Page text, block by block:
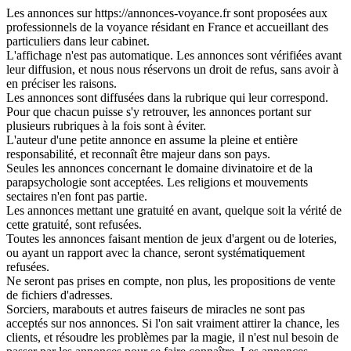
Les annonces sur https://annonces-voyance.fr sont proposées aux
professionnels de la voyance résidant en France et accueillant des
particuliers dans leur cabinet.
L'affichage n'est pas automatique. Les annonces sont vérifiées avant
leur diffusion, et nous nous réservons un droit de refus, sans avoir à
en préciser les raisons.
Les annonces sont diffusées dans la rubrique qui leur correspond.
Pour que chacun puisse s'y retrouver, les annonces portant sur
plusieurs rubriques à la fois sont à éviter.
L'auteur d'une petite annonce en assume la pleine et entière
responsabilité, et reconnaît être majeur dans son pays.
Seules les annonces concernant le domaine divinatoire et de la
parapsychologie sont acceptées. Les religions et mouvements
sectaires n'en font pas partie.
Les annonces mettant une gratuité en avant, quelque soit la vérité de
cette gratuité, sont refusées.
Toutes les annonces faisant mention de jeux d'argent ou de loteries,
ou ayant un rapport avec la chance, seront systématiquement
refusées.
Ne seront pas prises en compte, non plus, les propositions de vente
de fichiers d'adresses.
Sorciers, marabouts et autres faiseurs de miracles ne sont pas
acceptés sur nos annonces. Si l'on sait vraiment attirer la chance, les
clients, et résoudre les problèmes par la magie, il n'est nul besoin de